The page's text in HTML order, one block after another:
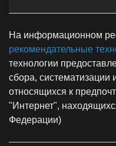
На информационном
рекомендательные
технологии
сбора, систематизации
относящихся к
"Интернет",
Федерации)